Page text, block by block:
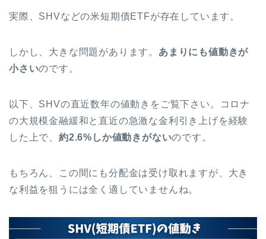
実際、SHVなどの米短期債ETFが存在しています。
しかし、大きな問題があります。 あまりにも値動きが
小さいのです。
以下、SHVの直近数年の値動きをご覧下さい。コロナ
の大規模金融緩和と直近の急激な金利引き上げを経験
した上で、 約2.6%しか値動きがないのです。
もちろん、この間にも分配金は受け取れますが、大き
な利益を狙うには全く適していませんね。